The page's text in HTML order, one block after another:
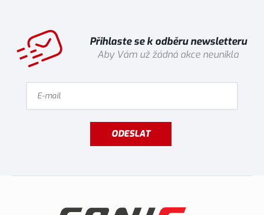
Přihlaste se k odběru newsletteru
Aby Vám už žádná akce neunikla
ODESLAT